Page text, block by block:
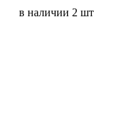
в наличии 2 шт